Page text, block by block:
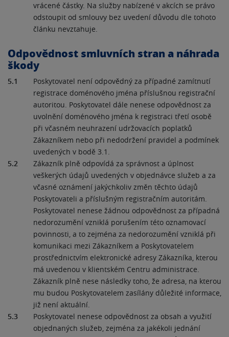
vrácené částky. Na služby nabízené v akcích se právo
odstoupit od smlouvy bez uvedení důvodu dle tohoto
článku nevztahuje.
Odpovědnost smluvních stran a náhrada
škody
5.1
Poskytovatel není odpovědný za případné zamítnutí
registrace doménového jména příslušnou registrační
autoritou. Poskytovatel dále nenese odpovědnost za
uvolnění doménového jména k registraci třetí osobě
při včasném neuhrazení udržovacích poplatků
Zákazníkem nebo při nedodržení pravidel a podmínek
uvedených v bodě 3.1.
5.2
Zákazník plně odpovídá za správnost a úplnost
veškerých údajů uvedených v objednávce služeb a za
včasné oznámení jakýchkoliv změn těchto údajů
Poskytovateli a příslušným registračním autoritám.
Poskytovatel nenese žádnou odpovědnost za případná
nedorozumění vzniklá porušením této oznamovací
povinnosti, a to zejména za nedorozumění vzniklá při
komunikaci mezi Zákazníkem a Poskytovatelem
prostřednictvím elektronické adresy Zákazníka, kterou
má uvedenou v klientském Centru administrace.
Zákazník plně nese následky toho, že adresa, na kterou
mu budou Poskytovatelem zasílány důležité informace,
již není aktuální.
5.3
Poskytovatel nenese odpovědnost za obsah a využití
objednaných služeb, zejména za jakékoli jednání